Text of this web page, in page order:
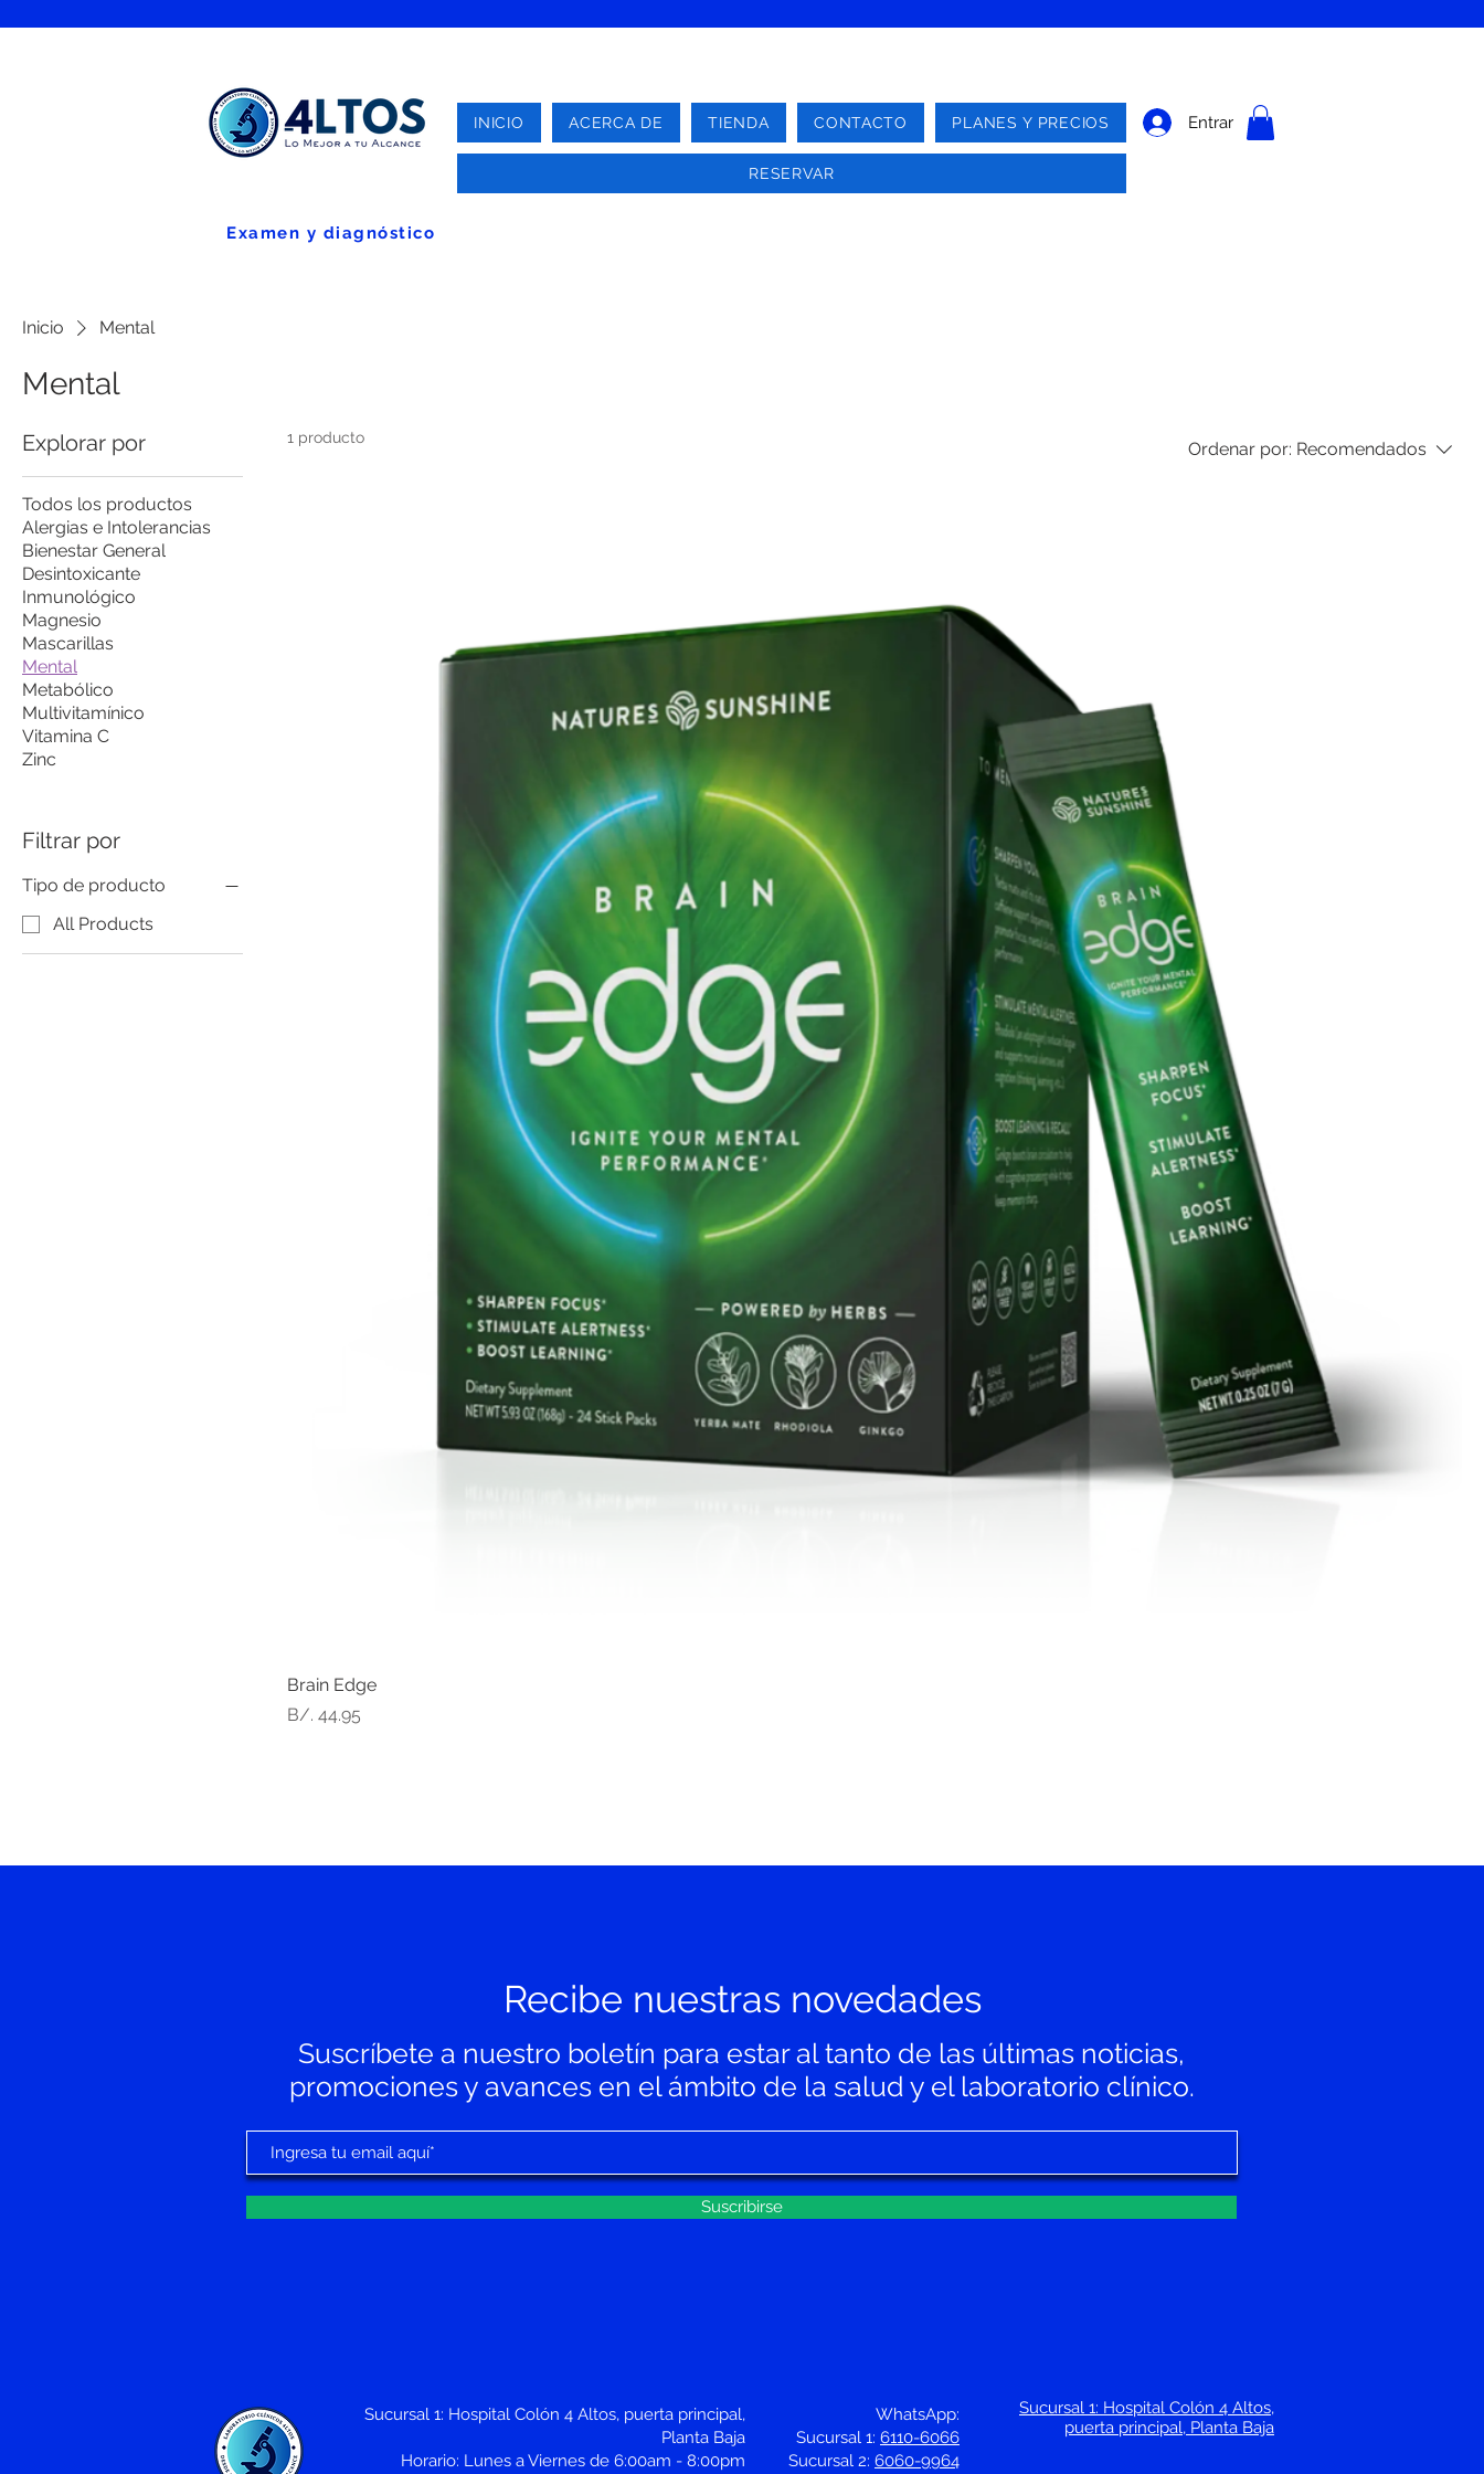
INICIO ACERCA DE TIENDA CONTACTO PLANES Y PRECIOS
RESERVAR
Entrar
Examen y diagnóstico
Inicio Mental
Mental
Explorar por
Todos los productos
Alergias e Intolerancias
Bienestar General
Desintoxicante
Inmunológico
Magnesio
Mascarillas
Mental
Metabólico
Multivitamínico
Vitamina C
Zinc
Filtrar por
Tipo de producto
All Products
1 producto
Ordenar por: Recomendados
Brain Edge
Precio
B/. 44.95
Recibe nuestras novedades
Suscríbete a nuestro boletín para estar al tanto de las últimas noticias,
promociones y avances en el ámbito de la salud y el laboratorio clínico.
Suscribirse
Sucursal 1: Hospital Colón 4 Altos, puerta principal,
Planta Baja
Horario: Lunes a Viernes de 6:00am - 8:00pm
WhatsApp:
Sucursal 1: 6110-6066
Sucursal 2: 6060-9964
Sucursal 1: Hospital Colón 4 Altos,
puerta principal, Planta Baja